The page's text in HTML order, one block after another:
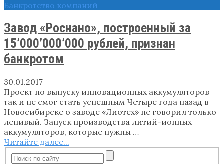
Банкротство компаний
Завод «Роснано», построенный за
15’000’000’000 рублей, признан
банкротом
30.01.2017
Проект по выпуску инновационных аккумуляторов
так и не смог стать успешным Четыре года назад в
Новосибирске о заводе «Лиотех» не говорил только
ленивый. Запуск производства литий-ионных
аккумуляторов, которые нужны …
Читайте далее...